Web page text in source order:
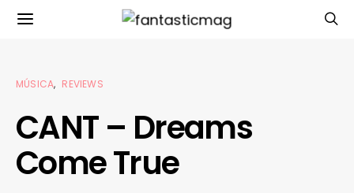
MÚSICA REVIEWS
CANT – Dreams
Come True